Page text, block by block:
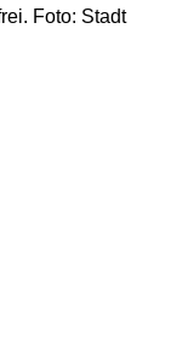
Foto: Stadt